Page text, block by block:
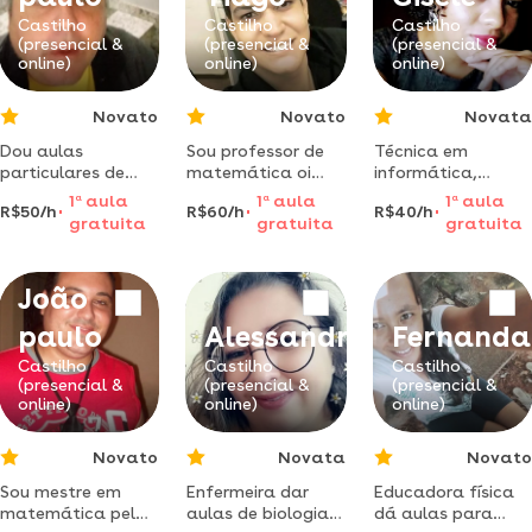
ensino
fundamental à
graduação em
engenharia.
Castilho
(presencial &
online)
Novato
Dou aulas
particulares de
matemática de
diversos assuntos,
desde do
faculdade
R$50/h
1 aaula
gratuita
Castilho
(presencial &
online)
Novato
Sou professor de
matemática oi
meu nome é tiago,
sou formado em
matemática pela
anos de
experiencia
profissional
atuando em
escolas
R$60/h
1 a aula
gratuita
Castilho
(presencial &
online)
Novata
Técnica em
informática,
instrutora de
informática,
ensino desde o
informática até
formatação. de
computadores a
celulares.
R$40/h
1 aaula
gratuita
João
paulo
Castilho
(presencial &
online)
Novato
Sou mestre em
matemática pela
Alessandra
Castilho
(presencial &
online)
Novata
Enfermeira dar
aulas de biologia
Fernanda
Castilho
(presencial &
online)
Novato
Educadora física
dá aulas para